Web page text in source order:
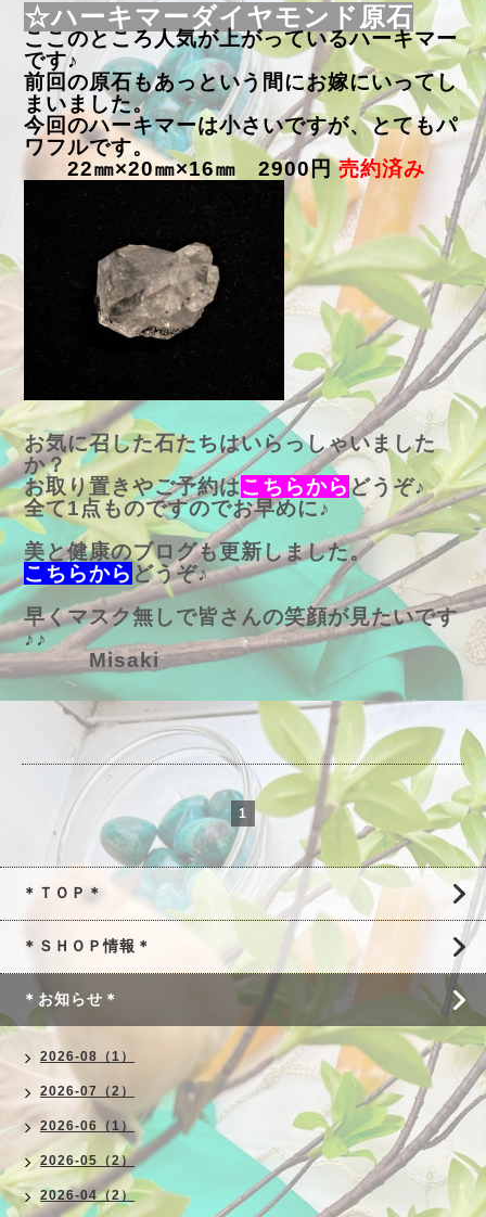
☆ハーキマーダイヤモンド原石
ここのところ人気が上がっているハーキマー
です♪
前回の原石もあっという間にお嫁にいってし
まいました。
今回のハーキマーは小さいですが、とてもパ
ワフルです。
22㎜×20㎜×16㎜ 2900円売約済み
お気に召した石たちはいらっしゃいました
か？
お取り置きやご予約はこちらからどうぞ♪
全て1点ものですのでお早めに♪
美と健康のブログも更新しました。
こちらから どうぞ♪
早くマスク無しで皆さんの笑顔が見たいです
♪♪
Misaki
1
＊ＴＯＰ＊
＊ＳＨＯＰ情報＊
＊お知らせ＊
2026-08（1）
2026-07（2）
2026-06（1）
2026-05（2）
2026-04（2）